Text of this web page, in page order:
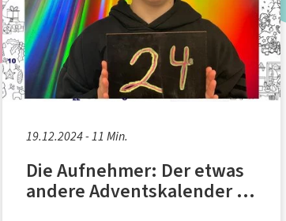
19.12.2024 - 11 Min.
Die Aufnehmer: Der etwas
andere Adventskalender -